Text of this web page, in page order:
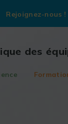
Rejoignez-nous !
des